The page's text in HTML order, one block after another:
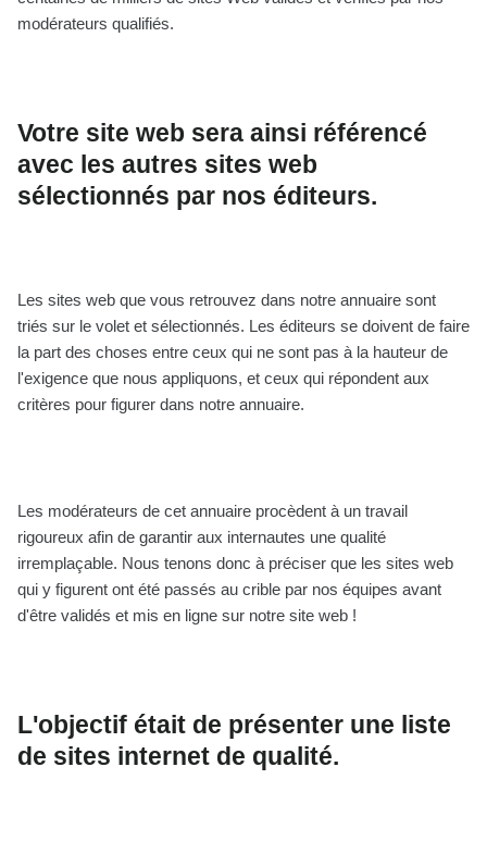
modérateurs qualifiés.
Votre site web sera ainsi référencé
avec les autres sites web
sélectionnés par nos éditeurs.
Les sites web que vous retrouvez dans notre annuaire sont
triés sur le volet et sélectionnés. Les éditeurs se doivent de faire
la part des choses entre ceux qui ne sont pas à la hauteur de
l'exigence que nous appliquons, et ceux qui répondent aux
critères pour figurer dans notre annuaire.
Les modérateurs de cet annuaire procèdent à un travail
rigoureux afin de garantir aux internautes une qualité
irremplaçable. Nous tenons donc à préciser que les sites web
qui y figurent ont été passés au crible par nos équipes avant
d'être validés et mis en ligne sur notre site web !
L'objectif était de présenter une liste
de sites internet de qualité.